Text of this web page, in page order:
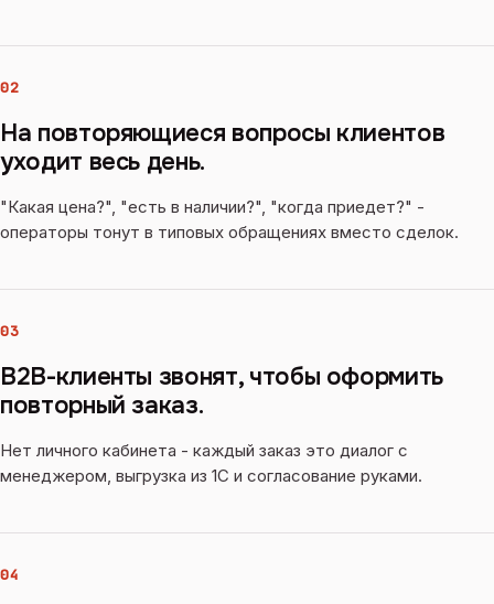
02
На повторяющиеся вопросы клиентов
уходит весь день.
"Какая цена?", "есть в наличии?", "когда приедет?" -
операторы тонут в типовых обращениях вместо сделок.
03
B2B-клиенты звонят, чтобы оформить
повторный заказ.
Нет личного кабинета - каждый заказ это диалог с
менеджером, выгрузка из 1С и согласование руками.
04